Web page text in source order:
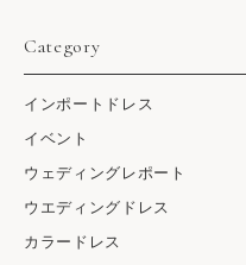
Category
インポートドレス
イベント
ウェディングレポート
ウエディングドレス
カラードレス